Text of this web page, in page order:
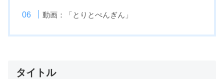
動画：「とりとぺんぎん」
タイトル